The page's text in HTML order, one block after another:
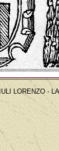
LORENZO -